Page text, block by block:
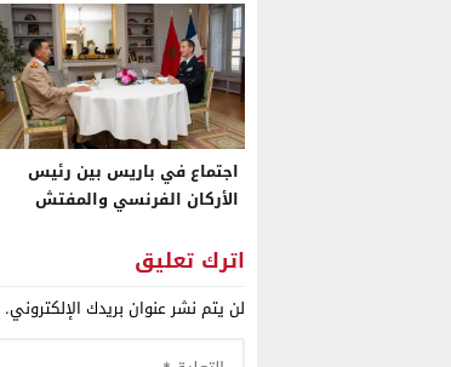
اجتماع في باريس بين رئيس
الأركان الفرنسي والمفتش
اترك تعليق
لن يتم نشر عنوان بريدك الإلكتروني.